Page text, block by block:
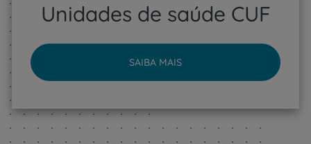
Unidades de saúde CUF
SAIBA MAIS